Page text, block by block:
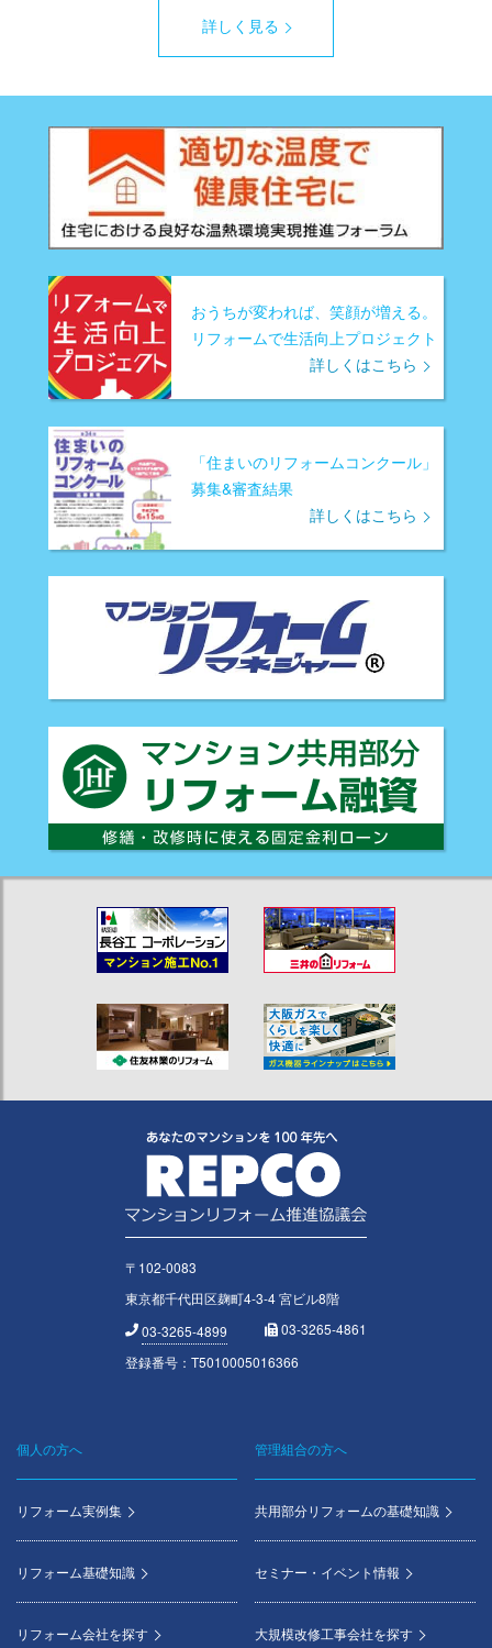
詳しく見る
おうちが変われば、笑顔が増える。
リフォームで生活向上プロジェクト
詳しくはこちら
「住まいのリフォームコンクール」
募集&審査結果
詳しくはこちら
〒102-0083
東京都千代田区麹町4-3-4 宮ビル8階
03-3265-4899
03-3265-4861
登録番号：T5010005016366
Footer
menu
個人の方へ
リフォーム実例集
リフォーム基礎知識
リフォーム会社を探す
管理組合の方へ
共用部分リフォームの基礎知識
セミナー・イベント情報
大規模改修工事会社を探す